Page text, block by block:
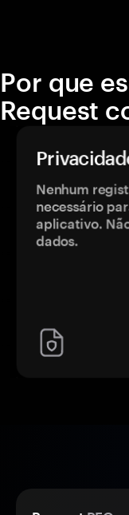
Por que
Request
Nenhum
necessário
aplicativo.
dados.